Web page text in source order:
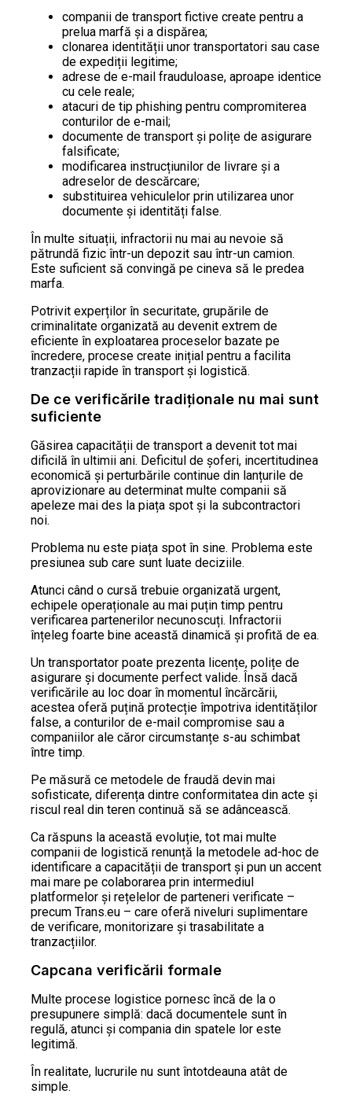
companii de transport fictive create pentru a
prelua marfă și a dispărea;
clonarea identității unor transportatori sau case
de expediții legitime;
adrese de e-mail frauduloase, aproape identice
cu cele reale;
atacuri de tip phishing pentru compromiterea
conturilor de e-mail;
documente de transport și polițe de asigurare
falsificate;
modificarea instrucțiunilor de livrare și a
adreselor de descărcare;
substituirea vehiculelor prin utilizarea unor
documente și identități false.
În multe situații, infractorii nu mai au nevoie să
pătrundă fizic într-un depozit sau într-un camion.
Este suficient să convingă pe cineva să le predea
marfa.
Potrivit experților în securitate, grupările de
criminalitate organizată au devenit extrem de
eficiente în exploatarea proceselor bazate pe
încredere, procese create inițial pentru a facilita
tranzacții rapide în transport și logistică.
De ce verificările tradiționale nu mai sunt
suficiente
Găsirea capacității de transport a devenit tot mai
dificilă în ultimii ani. Deficitul de șoferi, incertitudinea
economică și perturbările continue din lanțurile de
aprovizionare au determinat multe companii să
apeleze mai des la piața spot și la subcontractori
noi.
Problema nu este piața spot în sine. Problema este
presiunea sub care sunt luate deciziile.
Atunci când o cursă trebuie organizată urgent,
echipele operaționale au mai puțin timp pentru
verificarea partenerilor necunoscuți. Infractorii
înțeleg foarte bine această dinamică și profită de ea.
Un transportator poate prezenta licențe, polițe de
asigurare și documente perfect valide. Însă dacă
verificările au loc doar în momentul încărcării,
acestea oferă puțină protecție împotriva identităților
false, a conturilor de e-mail compromise sau a
companiilor ale căror circumstanțe s-au schimbat
între timp.
Pe măsură ce metodele de fraudă devin mai
sofisticate, diferența dintre conformitatea din acte și
riscul real din teren continuă să se adâncească.
Ca răspuns la această evoluție, tot mai multe
companii de logistică renunță la metodele ad-hoc de
identificare a capacității de transport și pun un accent
mai mare pe colaborarea prin intermediul
platformelor și rețelelor de parteneri verificate –
precum Trans.eu – care oferă niveluri suplimentare
de verificare, monitorizare și trasabilitate a
tranzacțiilor.
Capcana verificării formale
Multe procese logistice pornesc încă de la o
presupunere simplă: dacă documentele sunt în
regulă, atunci și compania din spatele lor este
legitimă.
În realitate, lucrurile nu sunt întotdeauna atât de
simple.